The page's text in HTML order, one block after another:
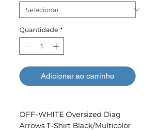
Quantidade *
Adicionar ao carrinho
OFF-WHITE Oversized Diag
Arrows T-Shirt Black/Multicolor